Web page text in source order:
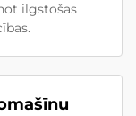
ilgstošas